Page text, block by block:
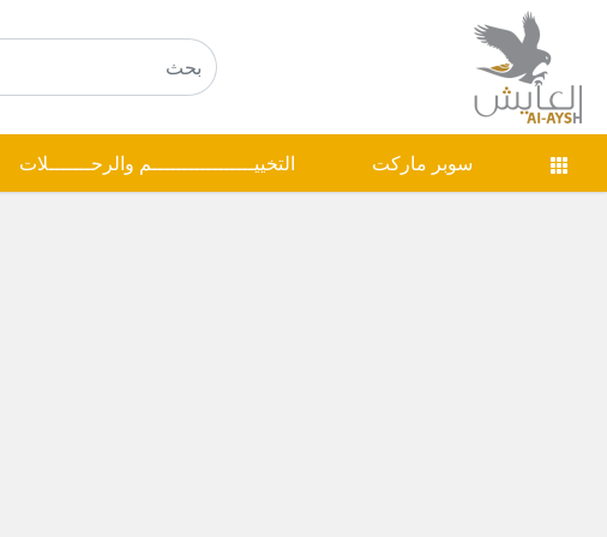
سوبر ماركت التخييـــــــــــــــــم والرحـــــــلات